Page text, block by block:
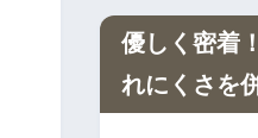
優しく密着
れにくさを